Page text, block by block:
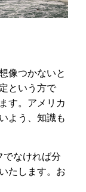
像つかないと
という方で
す。アメリカ
よう、知識も
でなければ分
たします。お